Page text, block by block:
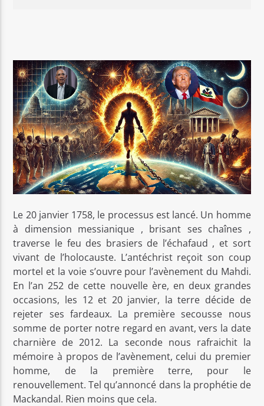
Le 20 janvier 1758, le processus est lancé. Un homme
à dimension messianique , brisant ses chaînes ,
traverse le feu des brasiers de l’échafaud , et sort
vivant de l’holocauste. L’antéchrist reçoit son coup
mortel et la voie s’ouvre pour l’avènement du Mahdi.
En l’an 252 de cette nouvelle ère, en deux grandes
occasions, les 12 et 20 janvier, la terre décide de
rejeter ses fardeaux. La première secousse nous
somme de porter notre regard en avant, vers la date
charnière de 2012. La seconde nous rafraichit la
mémoire à propos de l’avènement, celui du premier
homme, de la première terre, pour le
renouvellement. Tel qu’annoncé dans la prophétie de
Mackandal. Rien moins que cela.